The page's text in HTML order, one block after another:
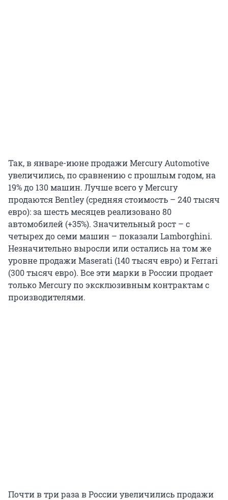
Так, в январе-июне продажи Mercury Automotive
увеличились, по сравнению с прошлым годом, на
19% до 130 машин. Лучше всего у Mercury
продаются Bentley (средняя стоимость – 240 тысяч
евро): за шесть месяцев реализовано 80
автомобилей (+35%). Значительный рост – с
четырех до семи машин – показали Lamborghini.
Незначительно выросли или остались на том же
уровне продажи Maserati (140 тысяч евро) и Ferrari
(300 тысяч евро). Все эти марки в России продает
только Mercury по эксклюзивным контрактам с
производителями.
Почти в три раза в России увеличились продажи